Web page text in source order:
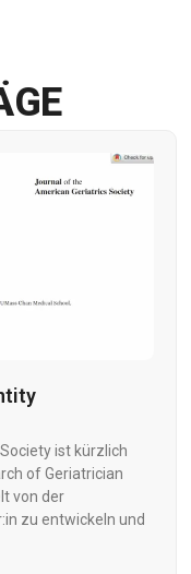
ist kürzlich
of Geriatrician
von der
zu entwickeln und